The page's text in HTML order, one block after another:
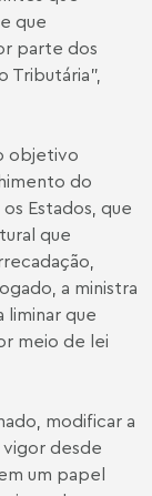
que
parte dos
Tributária",
objetivo
do
Estados, que
que
a ministra
liminar que
meio de lei
modificar a
vigor desde
um papel